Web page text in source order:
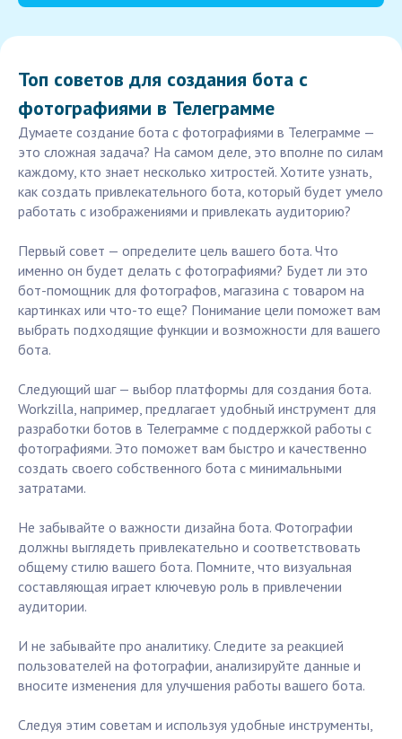
Топ советов для создания бота с
фотографиями в Телеграмме
Думаете создание бота с фотографиями в Телеграмме —
это сложная задача? На самом деле, это вполне по силам
каждому, кто знает несколько хитростей. Хотите узнать,
как создать привлекательного бота, который будет умело
работать с изображениями и привлекать аудиторию?
Первый совет — определите цель вашего бота. Что
именно он будет делать с фотографиями? Будет ли это
бот-помощник для фотографов, магазина с товаром на
картинках или что-то еще? Понимание цели поможет вам
выбрать подходящие функции и возможности для вашего
бота.
Следующий шаг — выбор платформы для создания бота.
Workzilla, например, предлагает удобный инструмент для
разработки ботов в Телеграмме с поддержкой работы с
фотографиями. Это поможет вам быстро и качественно
создать своего собственного бота с минимальными
затратами.
Не забывайте о важности дизайна бота. Фотографии
должны выглядеть привлекательно и соответствовать
общему стилю вашего бота. Помните, что визуальная
составляющая играет ключевую роль в привлечении
аудитории.
И не забывайте про аналитику. Следите за реакцией
пользователей на фотографии, анализируйте данные и
вносите изменения для улучшения работы вашего бота.
Следуя этим советам и используя удобные инструменты,